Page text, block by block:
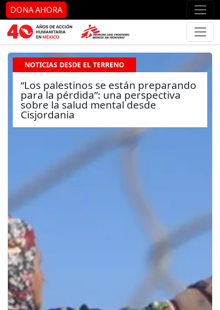
Ir al contenido principal Ir
DONA AHORA
NOTICIAS DESDE EL TERRENO
“Los palestinos se están preparando
para la pérdida”: una perspectiva
sobre la salud mental desde
Cisjordania